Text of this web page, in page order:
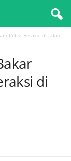
Polisi Beraksi di Jalan
di